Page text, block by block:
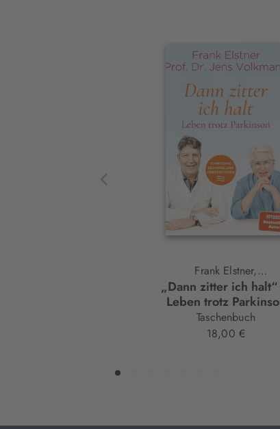
Interaktives
Element
Frank Elstner,
Jens Volkmann
„Dann zitter ich
Leben trotz
Taschenbuch
18,00 €